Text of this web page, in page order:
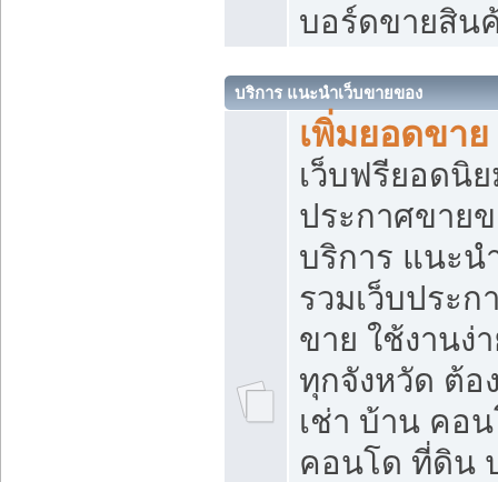
บอร์ดขายสิน
บริการ แนะนำเว็บขายของ
เพิ่มยอดขา
เว็บฟรียอดนิ
ประกาศขาย
บริการ แนะน
รวมเว็บประก
ขาย ใช้งานง่
ทุกจังหวัด ต้อ
เช่า บ้าน คอ
คอนโด ที่ดิน